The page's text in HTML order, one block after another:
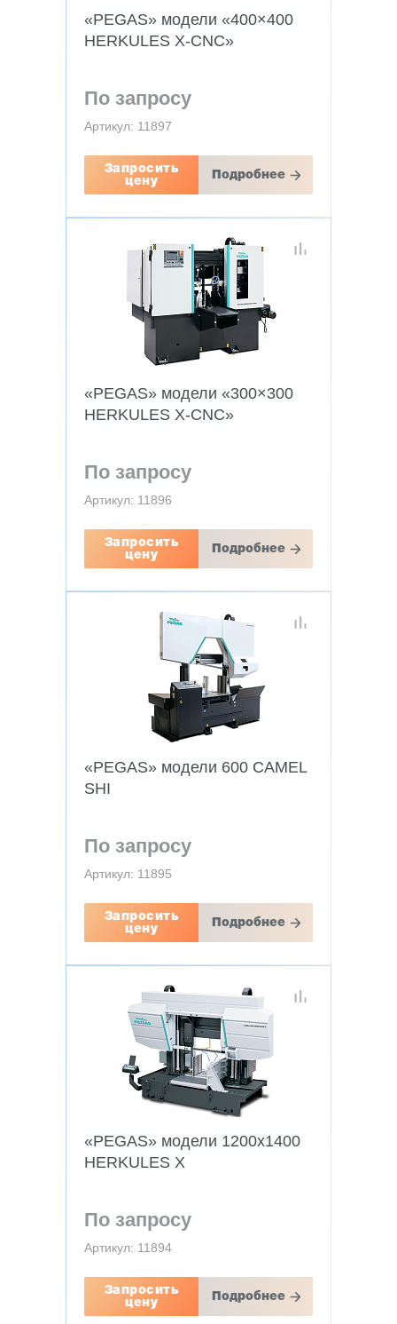
«PEGAS» модели «400×400
HERKULES X-CNC»
По запросу
Артикул: 11897
Запросить
цену
Подробнее
«PEGAS» модели «300×300
HERKULES X-CNC»
По запросу
Артикул: 11896
Запросить
цену
Подробнее
«PEGAS» модели 600 CAMEL
SHI
По запросу
Артикул: 11895
Запросить
цену
Подробнее
«PEGAS» модели 1200x1400
HERKULES X
По запросу
Артикул: 11894
Запросить
цену
Подробнее